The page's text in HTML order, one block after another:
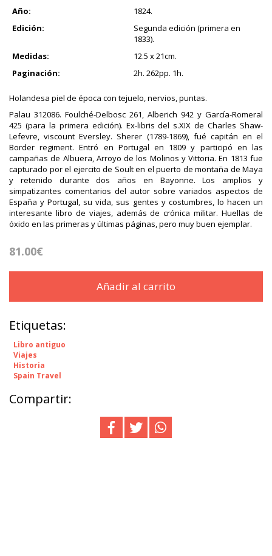
Año:
1824.
Edición:
Segunda edición (primera en
1833).
Medidas:
12.5 x 21cm.
Paginación:
2h. 262pp. 1h.
Holandesa piel de época con tejuelo, nervios, puntas.
Palau 312086. Foulché-Delbosc 261, Alberich 942 y García-Romeral
425 (para la primera edición). Ex-libris del s.XIX de Charles Shaw-
Lefevre, viscount Eversley. Sherer (1789-1869), fué capitán en el
Border regiment. Entró en Portugal en 1809 y participó en las
campañas de Albuera, Arroyo de los Molinos y Vittoria. En 1813 fue
capturado por el ejercito de Soult en el puerto de montaña de Maya
y retenido durante dos años en Bayonne. Los amplios y
simpatizantes comentarios del autor sobre variados aspectos de
España y Portugal, su vida, sus gentes y costumbres, lo hacen un
interesante libro de viajes, además de crónica militar. Huellas de
óxido en las primeras y últimas páginas, pero muy buen ejemplar.
81.00€
Añadir al carrito
Etiquetas:
Libro antiguo
Viajes
Historia
Spain Travel
Compartir: